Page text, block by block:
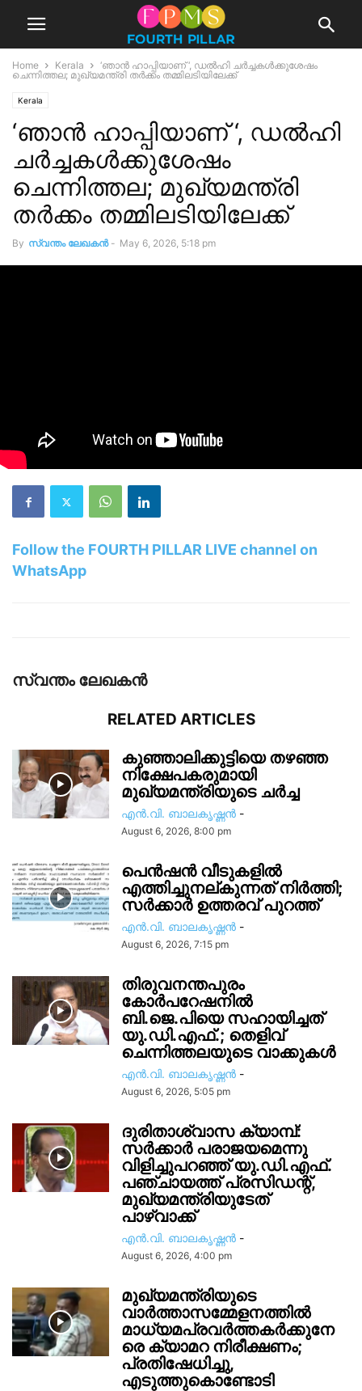
Home Kerala
‘ഞാൻ ഹാപ്പിയാണ് ‘, ഡൽഹി ചർച്ചകൾക്കുശേഷം
ചെന്നിത്തല; മുഖ്യമന്ത്രി തർക്കം തമ്മിലടിയിലേക്ക്
Kerala
‘ഞാൻ ഹാപ്പിയാണ് ‘, ഡൽഹി
ചർച്ചകൾക്കുശേഷം
ചെന്നിത്തല; മുഖ്യമന്ത്രി
തർക്കം തമ്മിലടിയിലേക്ക്
By സ്വന്തം ലേഖകന്‍ - May 6, 2026, 5:18 pm
Follow the FOURTH PILLAR LIVE channel on
WhatsApp
സ്വന്തം ലേഖകന്‍
RELATED ARTICLES
കുഞ്ഞാലിക്കുട്ടിയെ തഴഞ്ഞ
നിക്ഷേപകരുമായി
മുഖ്യമന്ത്രിയുടെ ചർച്ച
എൻ.വി. ബാലകൃഷ്ണൻ -
August 6, 2026, 8:00 pm
പെൻഷൻ വീടുകളിൽ
എത്തിച്ചുനല്കുന്നത് നിർത്തി;
സര്‍ക്കാർ ഉത്തരവ് പുറത്ത്
എൻ.വി. ബാലകൃഷ്ണൻ -
August 6, 2026, 7:15 pm
തിരുവനന്തപുരം
കോർപറേഷനിൽ
ബി.ജെ.പിയെ സഹായിച്ചത്
യു.ഡി.എഫ്.; തെളിവ്
ചെന്നിത്തലയുടെ വാക്കുകൾ
എൻ.വി. ബാലകൃഷ്ണൻ -
August 6, 2026, 5:05 pm
ദുരിതാശ്വാസ ക്യാമ്പ്:
സർക്കാർ പരാജയമെന്നു
വിളിച്ചുപറഞ്ഞ് യു.ഡി.എഫ്.
പഞ്ചായത്ത് പ്രസിഡന്റ്,
മുഖ്യമന്ത്രിയുടേത്
പാഴ്വാക്ക്
എൻ.വി. ബാലകൃഷ്ണൻ -
August 6, 2026, 4:00 pm
മുഖ്യമന്ത്രിയുടെ
വാർത്താസമ്മേളനത്തിൽ
മാധ്യമപ്രവർത്തകർക്കുനേ
രെ ക്യാമറ നിരീക്ഷണം;
പ്രതിഷേധിച്ചു,
എടുത്തുകൊണ്ടോടി